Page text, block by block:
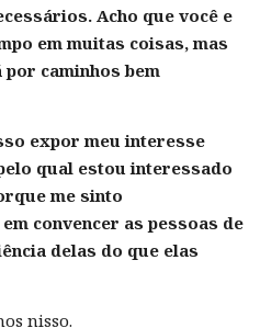
Acho que você e
em muitas coisas, mas
caminhos bem
expor meu interesse
qual estou interessado
me sinto
convencer as pessoas de
delas do que elas
nisso.